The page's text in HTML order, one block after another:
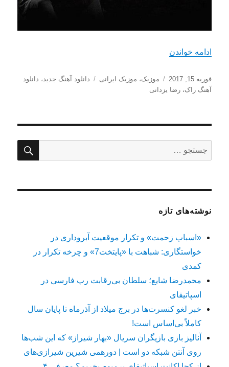
ادامه خواندن
ارسال
شده
فوریه 15, 2017 دسته‌ها
موزیک، موزیک ایرانی برچسب‌ها
دانلود آهنگ جدید، دانلود
آهنگ راک،رضا یزدانی
جستجو
برای:
نوشته‌های تازه
«اسباب زحمت» و تکرار موقعیت آبروداری در
خواستگاری: شباهت با «پایتخت7» و چرخه تکرار در
کمدی
محمدرضا شایع؛ سلطان بی‌رقابت رپ فارسی در
اسپاتیفای
خبر لغو کنسرت‌ها در برج میلاد از آذرماه تا پایان سال
کاملاً بی‌اساس است!
آنالیز بازی بازیگران سریال «بهار شیراز» که این شب‌ها
روی آنتن شبکه دو است | دورهمی شیرین شیرازی‌های